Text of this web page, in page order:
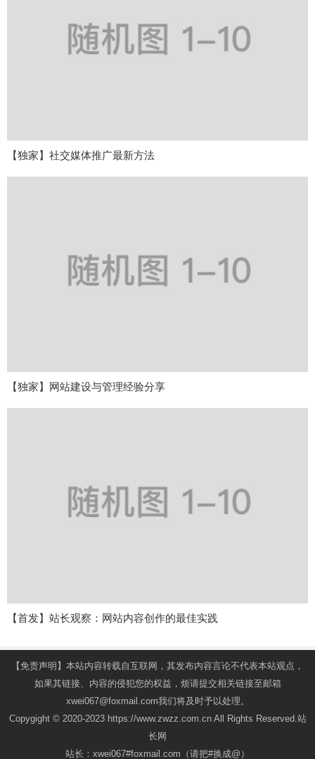
【独家】社交媒体推广最新方法
【独家】网站建设与管理经验分享
【首发】站长观察：网站内容创作的最佳实践
【免责声明】本站内容转载自互联网，其发布内容言论不代表本站观点，
如果其链接、内容的侵犯您的权益，烦请提交相关链接至邮箱
xwei067@foxmail.com我们将及时予以处理。
Copygight © 2020-2023 https://www.zwzz.com.cn All Rights Reserved.站
长网
站长：xwei067#foxmail.com（请把#换成@）